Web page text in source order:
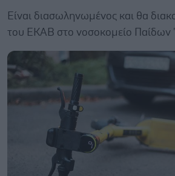
Είναι διασωληνωμένος και θα
του ΕΚΑΒ στο νοσοκομείο Παίδων